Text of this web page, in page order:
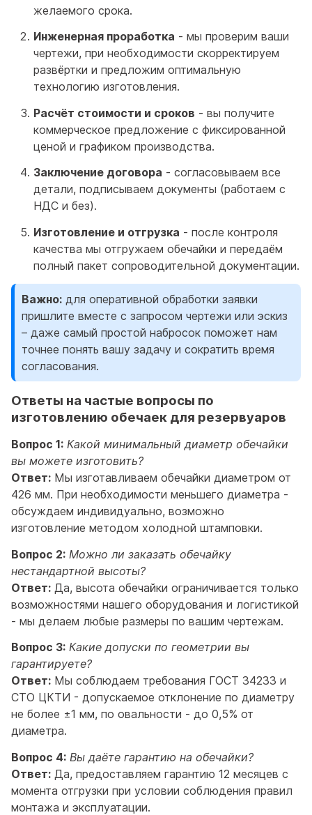
желаемого срока.
Инженерная проработка - мы проверим ваши
чертежи, при необходимости скорректируем
развёртки и предложим оптимальную
технологию изготовления.
Расчёт стоимости и сроков - вы получите
коммерческое предложение с фиксированной
ценой и графиком производства.
Заключение договора - согласовываем все
детали, подписываем документы (работаем с
НДС и без).
Изготовление и отгрузка - после контроля
качества мы отгружаем обечайки и передаём
полный пакет сопроводительной документации.
Важно: для оперативной обработки заявки
пришлите вместе с запросом чертежи или эскиз
– даже самый простой набросок поможет нам
точнее понять вашу задачу и сократить время
согласования.
Ответы на частые вопросы по
изготовлению обечаек для резервуаров
Вопрос 1: Какой минимальный диаметр обечайки
вы можете изготовить?
Ответ: Мы изготавливаем обечайки диаметром от
426 мм. При необходимости меньшего диаметра -
обсуждаем индивидуально, возможно
изготовление методом холодной штамповки.
Вопрос 2: Можно ли заказать обечайку
нестандартной высоты?
Ответ: Да, высота обечайки ограничивается только
возможностями нашего оборудования и логистикой
- мы делаем любые размеры по вашим чертежам.
Вопрос 3: Какие допуски по геометрии вы
гарантируете?
Ответ: Мы соблюдаем требования ГОСТ 34233 и
СТО ЦКТИ - допускаемое отклонение по диаметру
не более ±1 мм, по овальности - до 0,5% от
диаметра.
Вопрос 4: Вы даёте гарантию на обечайки?
Ответ: Да, предоставляем гарантию 12 месяцев с
момента отгрузки при условии соблюдения правил
монтажа и эксплуатации.